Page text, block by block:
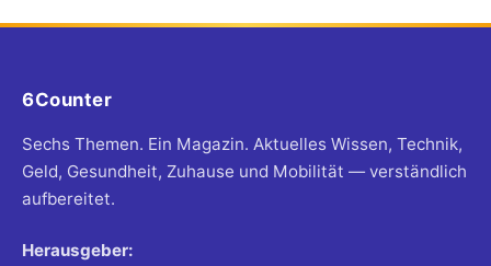
6Counter
Sechs Themen. Ein Magazin. Aktuelles Wissen, Technik,
Geld, Gesundheit, Zuhause und Mobilität — verständlich
aufbereitet.
Herausgeber: